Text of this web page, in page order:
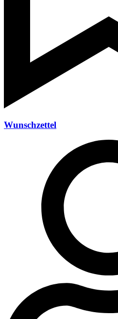
Wunschzettel